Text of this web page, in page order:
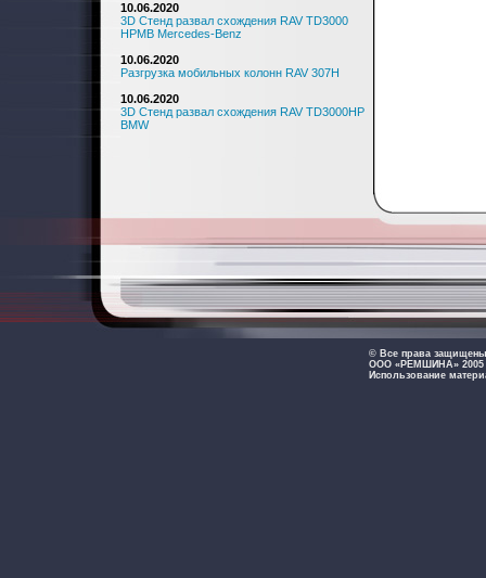
10.06.2020
3D Стенд развал схождения RAV TD3000
HPMB Mercedes-Benz
10.06.2020
Разгрузка мобильных колонн RAV 307H
10.06.2020
3D Стенд развал схождения RAV TD3000HP
BMW
© Все права защищены
ООО «РЕМШИНА» 2005
Использование